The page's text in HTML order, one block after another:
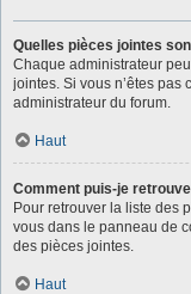
Quelles pièces jointes
Chaque administrateur
jointes. Si vous n’êtes pas
administrateur du forum.
Haut
Comment puis-je
Pour retrouver la liste des
vous dans le panneau de
des pièces jointes.
Haut